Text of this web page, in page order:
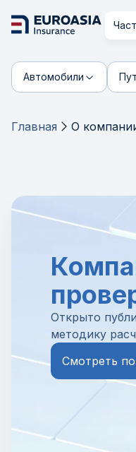
Автомобили
Главная О
Открыто
методику
Смотреть